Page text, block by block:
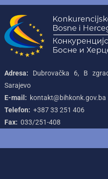
Adresa: Dubrovačka 6, B
Sarajevo
E-mail: kontakt@bihkonk.gov.ba
Telefon: +387‌ 33‌ 251‌ 406
Fax: 033/251-408